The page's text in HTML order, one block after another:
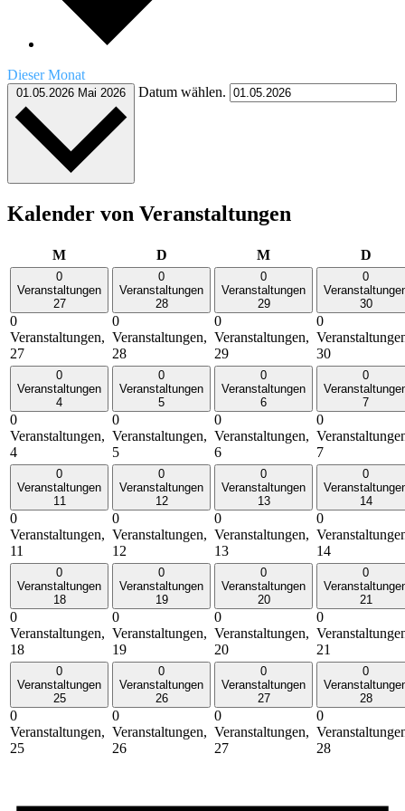
Dieser Monat
01.05.2026 Mai 2026 Datum wählen.
Kalender von Veranstaltungen
MMontag DDienstag MMittwoch D
0
Veranstaltungen
27
0
Veranstaltungen,
27
0
Veranstaltungen
28
0
Veranstaltungen,
28
0
Veranstaltungen
29
0
Veranstaltungen,
29
0
30
0
30
0
Veranstaltungen
4
0
Veranstaltungen,
4
0
Veranstaltungen
5
0
Veranstaltungen,
5
0
Veranstaltungen
6
0
Veranstaltungen,
6
0
7
0
7
0
Veranstaltungen
11
0
Veranstaltungen,
11
0
Veranstaltungen
12
0
Veranstaltungen,
12
0
Veranstaltungen
13
0
Veranstaltungen,
13
0
14
0
14
0
Veranstaltungen
18
0
Veranstaltungen,
18
0
Veranstaltungen
19
0
Veranstaltungen,
19
0
Veranstaltungen
20
0
Veranstaltungen,
20
0
21
0
21
0
Veranstaltungen
25
0
Veranstaltungen,
25
0
Veranstaltungen
26
0
Veranstaltungen,
26
0
Veranstaltungen
27
0
Veranstaltungen,
27
0
28
0
28